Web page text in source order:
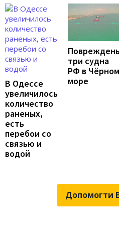
В Одессе
увеличилось
количество
раненых,
есть
перебои со
связью и
водой
три судна
РФ в Чёрном
море
Допомогти